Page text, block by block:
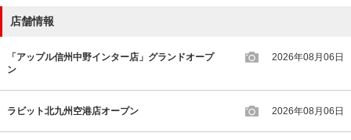
店舗情報
「アップル信州中野インター店」グランドオープ
ン
2026年08月06日
ラビット北九州空港店オープン 2026年08月06日